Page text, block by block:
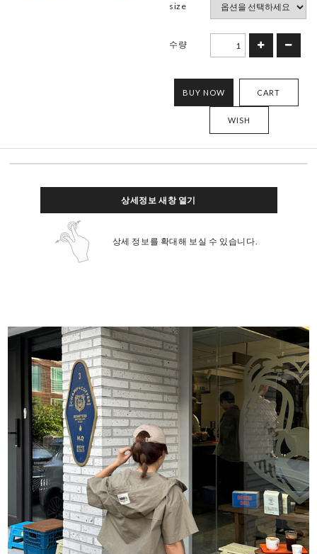
size
수량
BUY NOW CART
WISH
상세정보 새창 열기
상세 정보를 확대해 보실 수 있습니다.